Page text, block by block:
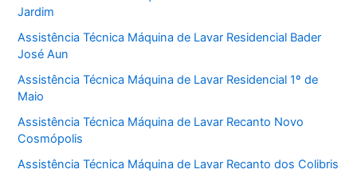
Jardim
Assistência Técnica Máquina de Lavar Residencial Bader
José Aun
Assistência Técnica Máquina de Lavar Residencial 1º de
Maio
Assistência Técnica Máquina de Lavar Recanto Novo
Cosmópolis
Assistência Técnica Máquina de Lavar Recanto dos Colibris